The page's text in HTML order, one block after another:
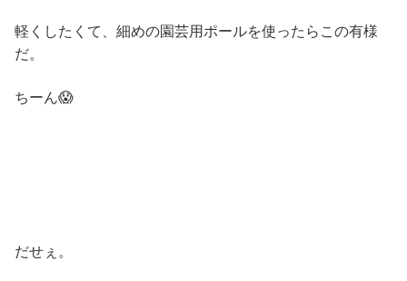
軽くしたくて、細めの園芸用ポールを使ったらこの有様
だ。
ちーん😱
だせぇ。